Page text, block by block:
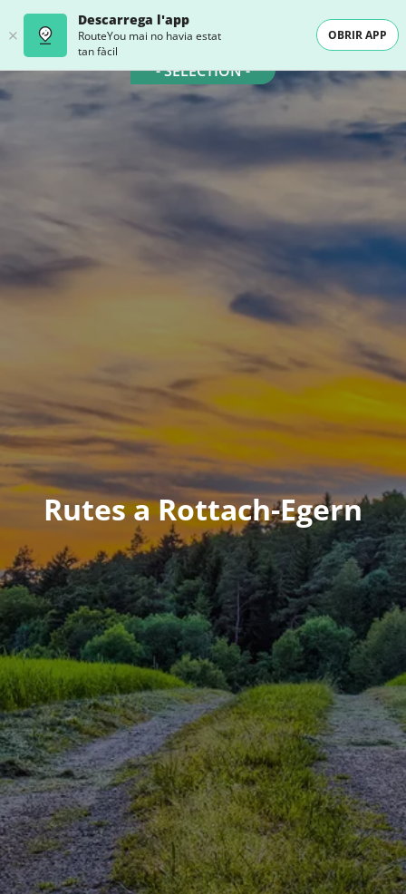
Descarrega l'app
RouteYou mai no havia estat
tan fàcil
OBRIR APP
- SELECTION -
Rutes a Rottach-Egern